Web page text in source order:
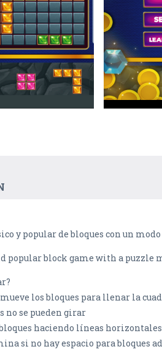
y popular de bloques con un
popular block game with a
los bloques para llenar la
no se pueden girar
haciendo líneas
si no hay espacio para bloques